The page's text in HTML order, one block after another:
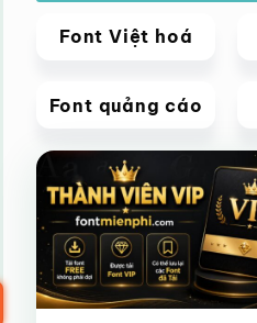
Font Việt hoá
Font quảng cáo
Giảm giá!